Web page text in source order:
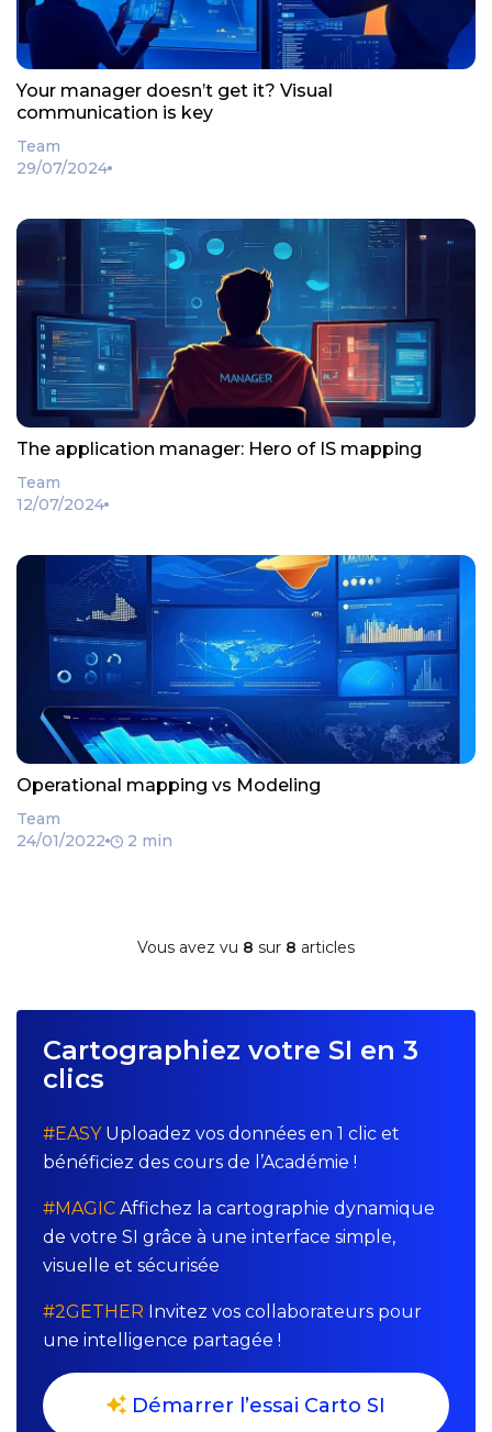
Your manager doesn’t get it? Visual
communication is key
Team
29/07/2024
The application manager: Hero of IS mapping
Team
12/07/2024
Operational mapping vs Modeling
Team
24/01/2022
2 min
Vous avez vu 8 sur 8 articles
Cartographiez votre SI en 3
clics
#EASYUploadez vos données en 1 clic et
bénéficiez des cours de l’Académie !
#MAGIC Affichez la cartographie dynamique
de votre SI grâce à une interface simple,
visuelle et sécurisée
#2GETHER Invitez vos collaborateurs pour
une intelligence partagée !
Démarrer l’essai Carto SI